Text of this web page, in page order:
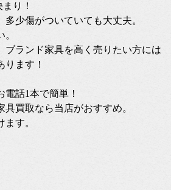
り！
少傷がついていても大丈夫。
ブランド家具を高く売りたい方には
ます！
話1本で簡単！
買取なら当店がおすすめ。
す。